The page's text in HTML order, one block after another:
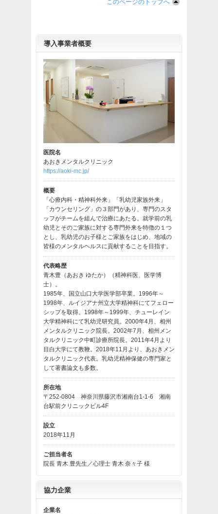
このページのトップへ
導入事業者概要
医院名
あおきメンタルクリニック
https://aoki-mc.jp/
概要
「心療内科・精神科外来」「乳幼児家族外来」
「カウンセリング」の３部門があり、専門のスタ
ッフがチームを組んで治療にあたる。就学前の乳
幼児とそのご家族に対する専門外来を特徴の１つ
とし、乳幼児のお子様とご家族をはじめ、地域の
皆様のメンタルヘルスに貢献することを目指す。
代表略歴
青木豊（あおき ゆたか）（精神科医、医学博
士）。
1985年、国立山口大学医学部卒業。1996年～
1998年、ルイジアナ州立大学精神科にてフェロー
シップを取得。1998年～1999年、チューレイン
大学精神科にて乳幼児研究員。2000年4月、相州
メンタルクリニック院長。2002年7月、相州メン
タルクリニック中町診療所院長。2011年4月より
目白大学にて教鞭。2018年11月より、あおきメン
タルクリニック代表。乳幼児精神保健の専門家と
して著書論文も多数。
所在地
〒252-0804 神奈川県藤沢市湘南台1-1-6 湘南
台駅前クリニックビル4F
設立
2018年11月
ご担当者名
院長 青木 豊先生／心理士 青木 奈々子 様
協力企業
企業名